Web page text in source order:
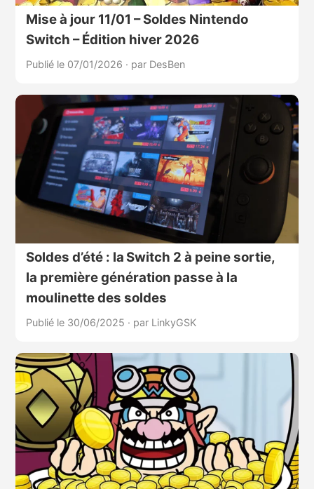
Mise à jour 11/01 – Soldes Nintendo
Switch – Édition hiver 2026
Publié le 07/01/2026 · par DesBen
Soldes d’été : la Switch 2 à peine sortie,
la première génération passe à la
moulinette des soldes
Publié le 30/06/2025 · par LinkyGSK